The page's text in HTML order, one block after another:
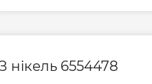
нікель 6554478